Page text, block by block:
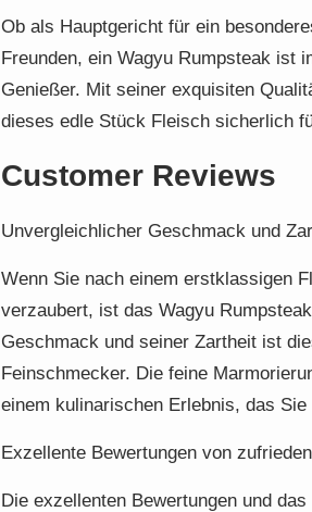
Ob als Hauptgericht für ein
Freunden, ein Wagyu Rumpsteak ist
Genießer. Mit seiner exquisiten
dieses edle Stück Fleisch sicherlich
Customer Reviews
Unvergleichlicher Geschmack und
Wenn Sie nach einem erstklassigen
verzaubert, ist das Wagyu
Geschmack und seiner Zartheit ist
Feinschmecker. Die feine
einem kulinarischen Erlebnis, das
Exzellente Bewertungen von
Die exzellenten Bewertungen und